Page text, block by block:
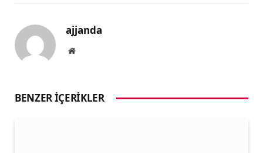
ajjanda
Website
BENZER İÇERIKLER